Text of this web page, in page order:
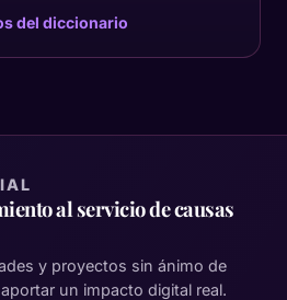
del diccionario
al servicio de causas
y proyectos sin ánimo de
un impacto digital real.